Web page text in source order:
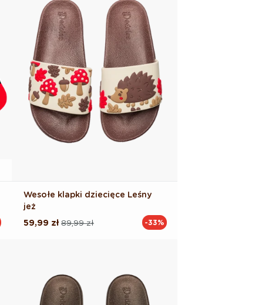
Wesołe klapki dziecięce Leśny
jeż
Cena
89,99 zł
Cena
59,99 zł -33%